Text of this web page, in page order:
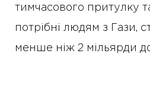
тимчасового притулку
потрібні людям з Гази,
менше ніж 2 мільярди